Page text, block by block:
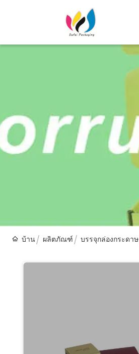
บ้าน ผลิตภัณฑ์ บรรจุกล่องกระดาษ